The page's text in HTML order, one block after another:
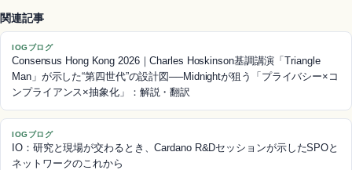
関連記事
IOGブログ
Consensus Hong Kong 2026｜Charles Hoskinson基調講演「Triangle
Man」が示した“第四世代”の設計図──Midnightが狙う「プライバシー×コ
ンプライアンス×抽象化」：解説・翻訳
IOGブログ
IO：研究と現場が交わるとき、Cardano R&Dセッションが示したSPOと
ネットワークのこれから